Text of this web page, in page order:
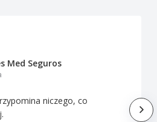
Med Seguros
niczego, co